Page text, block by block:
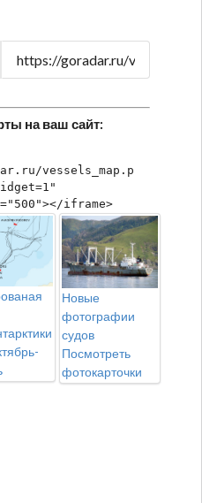
на ваш сайт:
vessels_map.p
iframe>
Новые
фотографии
судов
Посмотреть
фотокарточки